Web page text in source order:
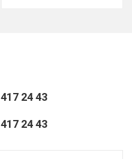
417 24 43
417 24 43